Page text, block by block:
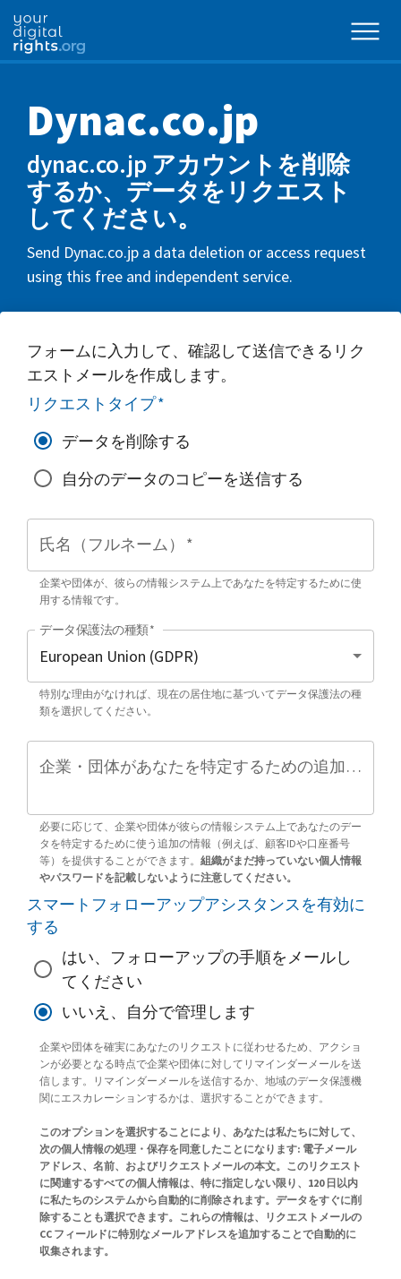
Dynac.co.jp
dynac.co.jp アカウントを削除
するか、データをリクエスト
してください。
Send Dynac.co.jp a data deletion or access request
using this free and independent service.
フォームに入力して、確認して送信できるリク
エストメールを作成します。
リクエストタイプ*
データを削除する
自分のデータのコピーを送信する
氏名（フルネーム） *
企業や団体が、彼らの情報システム上であなたを特定するために使
用する情報です。
データ保護法の種類*
特別な理由がなければ、現在の居住地に基づいてデータ保護法の種
類を選択してください。
企業・団体があなたを特定するための追加情報（任意）
必要に応じて、企業や団体が彼らの情報システム上であなたのデー
タを特定するために使う追加の情報（例えば、顧客IDや口座番号
等）を提供することができます。 組織がまだ持っていない個人情報
やパスワードを記載しないように注意してください。
スマートフォローアップアシスタンスを有効に
する
はい、フォローアップの手順をメールし
てください
いいえ、自分で管理します
企業や団体を確実にあなたのリクエストに従わせるため、アクショ
ンが必要となる時点で企業や団体に対してリマインダーメールを送
信します。リマインダーメールを送信するか、地域のデータ保護機
関にエスカレーションするかは、選択することができます。
このオプションを選択することにより、あなたは私たちに対して、
次の個人情報の処理・保存を同意したことになります: 電子メール
アドレス、名前、およびリクエストメールの本文。このリクエスト
に関連するすべての個人情報は、特に指定しない限り、120 日以内
に私たちのシステムから自動的に削除されます。データをすぐに削
除することも選択できます。これらの情報は、リクエストメールの
CC フィールドに特別なメール アドレスを追加することで自動的に
収集されます。